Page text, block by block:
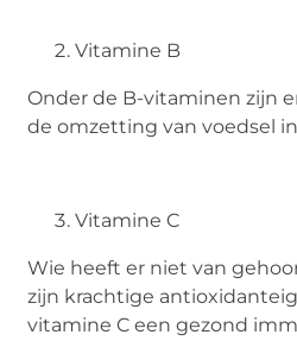
Vitamine B
Onder de B-vitaminen zijn
de omzetting van voedsel
Vitamine C
Wie heeft er niet van
zijn krachtige
vitamine C een gezond